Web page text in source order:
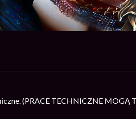
(PRACE TECHNICZNE MOGĄ